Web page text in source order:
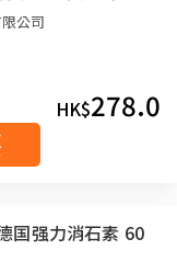
公司
HK$278.0
国强力消石素 60